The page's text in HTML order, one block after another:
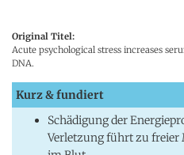
Original Titel:
Acute psychological stress increases
DNA.
Kurz & fundiert
Schädigung der
Verletzung führt zu